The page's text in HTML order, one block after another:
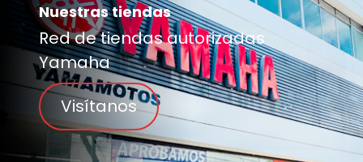
Nuestras tiendas
Red de tiendas autorizadas
Yamaha
Visítanos